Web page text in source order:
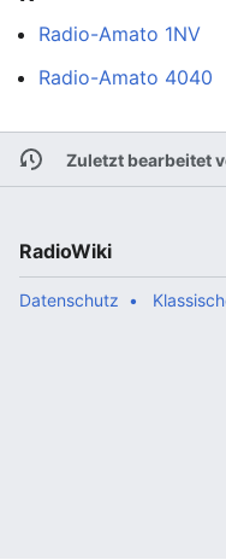
Radio-Amato 1NV
Radio-Amato 4040
Zuletzt bearbeitet
RadioWiki
Datenschutz